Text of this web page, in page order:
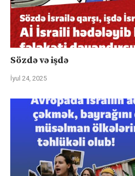
Sözdə və işdə
İyul 24, 2025